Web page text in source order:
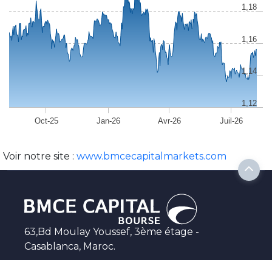
Oct-25 Jan-26 Avr-26 Juil-26
1,12
1,14
1,16
1,18
Voir notre site : www.bmcecapitalmarkets.com
63,Bd Moulay Youssef, 3ème étage -
Casablanca, Maroc.